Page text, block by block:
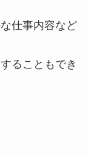
仕事内容など
ることもでき